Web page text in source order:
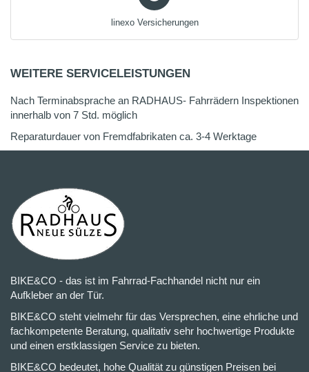
linexo Versicherungen
WEITERE SERVICELEISTUNGEN
Nach Terminabsprache an RADHAUS- Fahrrädern Inspektionen
innerhalb von 7 Std. möglich
Reparaturdauer von Fremdfabrikaten ca. 3-4 Werktage
BIKE&CO - das ist im Fahrrad-Fachhandel nicht nur ein
Aufkleber an der Tür.
BIKE&CO steht vielmehr für das Versprechen, eine ehrliche und
fachkompetente Beratung, qualitativ sehr hochwertige Produkte
und einen erstklassigen Service zu bieten.
BIKE&CO bedeutet, hohe Qualität zu günstigen Preisen bei